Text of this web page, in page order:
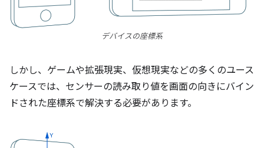
デバイスの座標系
しかし、ゲームや拡張現実、仮想現実などの多くのユース
ケースでは、センサーの読み取り値を画面の向きにバイン
ドされた座標系で解決する必要があります。